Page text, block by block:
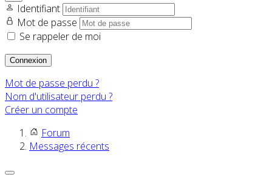
Identifiant
Mot de passe
Se rappeler de moi
Connexion
Mot de passe perdu ?
Nom d'utilisateur perdu ?
Créer un compte
Forum
Messages récents